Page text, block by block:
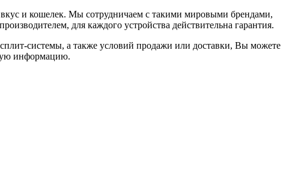
и кошелек. Мы сотрудничаем с такими мировыми брендами,
для каждого устройства действительна гарантия.
системы, а также условий продажи или доставки, Вы можете
информацию.